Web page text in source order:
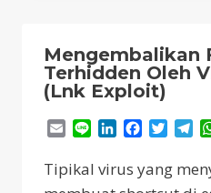
DENGAN
ESET
REMOTE
ADMINISTRATOR
Mengembalikan
Terhidden Oleh
(Lnk Exploit)
EmailLine LinkedInFacebook
Tipikal virus yang